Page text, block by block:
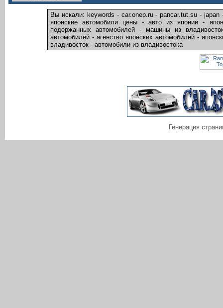
Вы искали: keywords - car.onep.ru - pancar.tut.su -
японские автомобили цены - авто из японии -
подержанных автомобилей - машины из
автомобилей - агенство японских автомобилей -
владивосток - автомобили из владивостока
Генерация